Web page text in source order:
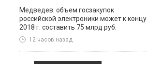
Медведев: объем госзакупок
российской электроники может к концу
2018 г. составить 75 млрд руб.
12 часов назад